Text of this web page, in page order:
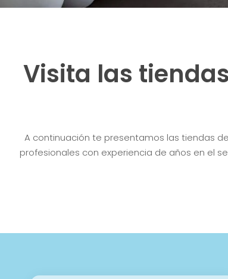
Visita las
A continuación te presentamos las tiendas
profesionales con experiencia de años en el